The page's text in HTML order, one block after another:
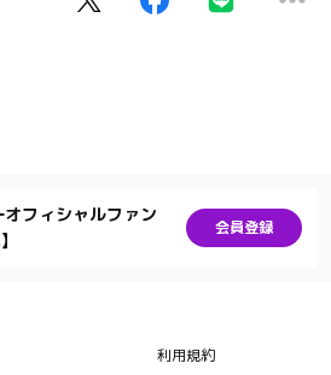
フィシャルファン
会員登録
利用規約